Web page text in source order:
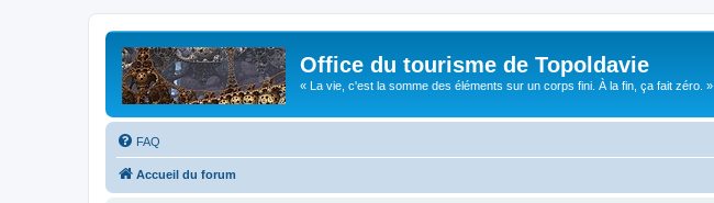
Office du tourisme de Topoldavie
« La vie, c'est la somme des éléments sur un corps fini. À la fin, ça fait zéro. »
FAQ
Accueil du forum